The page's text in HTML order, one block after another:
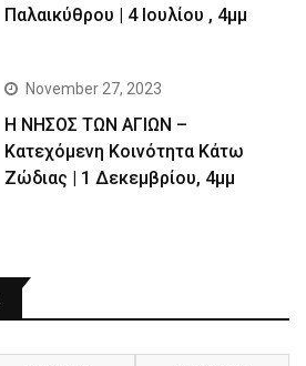
Παλαικύθρου | 4 Ιουλίου , 4μμ
November 27, 2023
Η ΝΗΣΟΣ ΤΩΝ ΑΓΙΩΝ –
Κατεχόμενη Κοινότητα Κάτω
Ζώδιας | 1 Δεκεμβρίου, 4μμ